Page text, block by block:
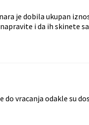
je dobila ukupan
i da ih skinete
do vracanja odakle su